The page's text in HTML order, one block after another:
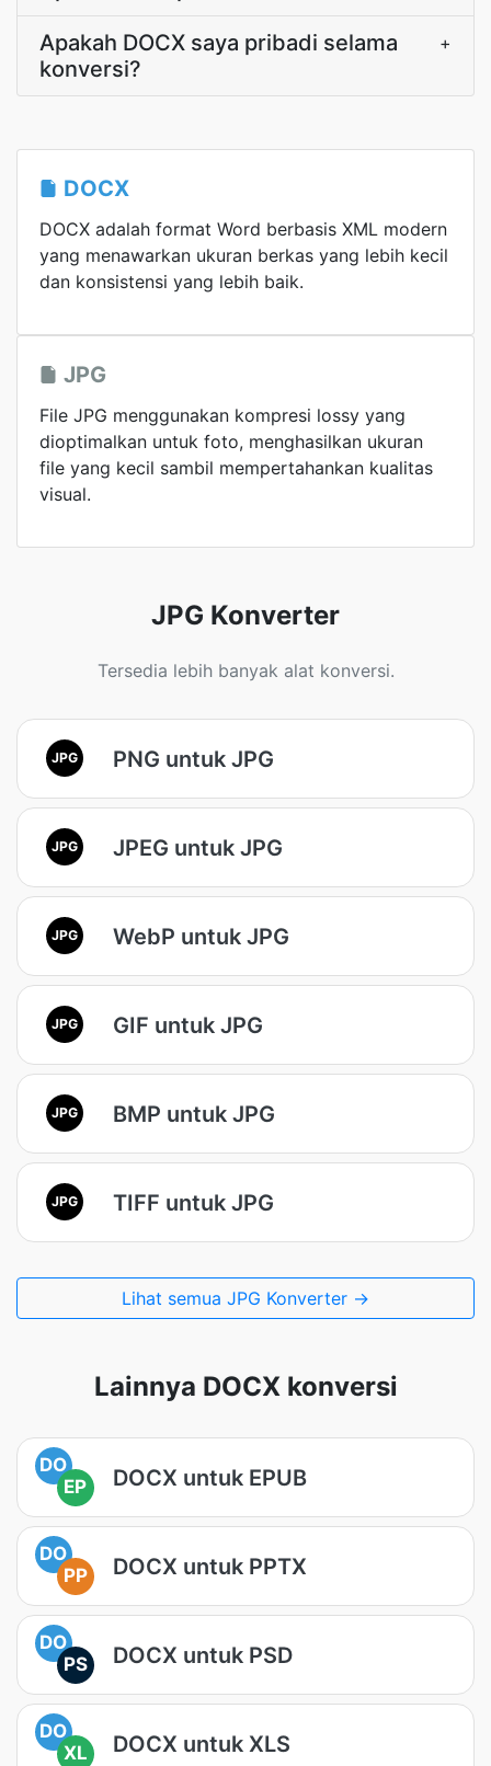
Apakah DOCX saya pribadi selama
konversi?
+
DOCX
DOCX adalah format Word berbasis XML modern
yang menawarkan ukuran berkas yang lebih kecil
dan konsistensi yang lebih baik.
JPG
File JPG menggunakan kompresi lossy yang
dioptimalkan untuk foto, menghasilkan ukuran
file yang kecil sambil mempertahankan kualitas
visual.
JPG Konverter
Tersedia lebih banyak alat konversi.
JPG PNG untuk JPG
JPG JPEG untuk JPG
JPG WebP untuk JPG
JPG GIF untuk JPG
JPG BMP untuk JPG
JPG TIFF untuk JPG
Lihat semua JPG Konverter →
Lainnya DOCX konversi
DO
EP
DOCX untuk EPUB
DO
PP
DOCX untuk PPTX
DO
PS
DOCX untuk PSD
DO
XL
DOCX untuk XLS